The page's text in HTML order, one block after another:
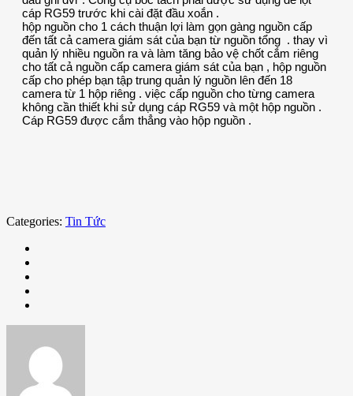
hộp nguồn cho 1 cách thuận lợi làm gọn gàng nguồn cấp
đến tất cả camera giám sát của bạn từ nguồn tổng . thay vì
quản lý nhiều nguồn ra và làm tăng bảo vệ chốt cắm riêng
cho tất cả nguồn cấp camera giám sát của bạn , hộp nguồn
cấp cho phép bạn tập trung quản lý nguồn lên đến 18
camera từ 1 hộp riêng . việc cấp nguồn cho từng camera
không cần thiết khi sử dụng cáp RG59 và một hộp nguồn .
Cáp RG59 được cắm thẳng vào hộp nguồn .
Categories: Tin Tức